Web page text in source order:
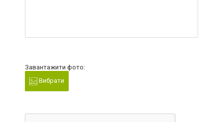
Завантажити фото:
Вибрати